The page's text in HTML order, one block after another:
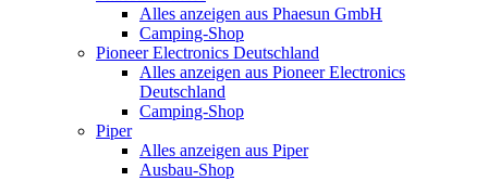
Alles anzeigen aus Phaesun GmbH
Camping-Shop
Pioneer Electronics Deutschland
Alles anzeigen aus Pioneer Electronics
Deutschland
Camping-Shop
Piper
Alles anzeigen aus Piper
Ausbau-Shop